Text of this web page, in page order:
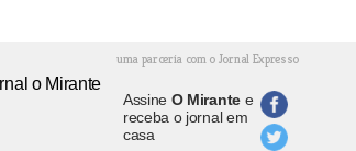
uma parceria com o Jornal Expresso
Assine O Mirantee
receba o jornal em
casa